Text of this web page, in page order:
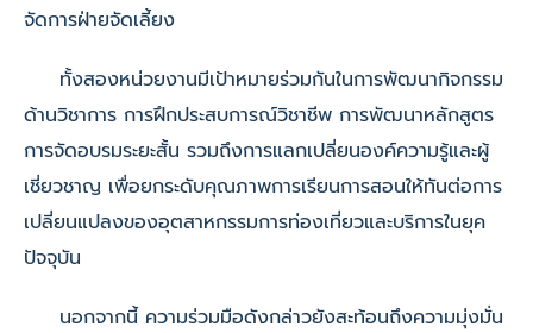
จัดการฝ่ายจัดเลี้ยง
ทั้งสองหน่วยงานมีเป้าหมายร่วมกันในการพัฒนากิจกรรม
ด้านวิชาการ การฝึกประสบการณ์วิชาชีพ การพัฒนาหลักสูตร
การจัดอบรมระยะสั้น รวมถึงการแลกเปลี่ยนองค์ความรู้และผู้
เชี่ยวชาญ เพื่อยกระดับคุณภาพการเรียนการสอนให้ทันต่อการ
เปลี่ยนแปลงของอุตสาหกรรมการท่องเที่ยวและบริการในยุค
ปัจจุบัน
นอกจากนี้ ความร่วมมือดังกล่าวยังสะท้อนถึงความมุ่งมั่น